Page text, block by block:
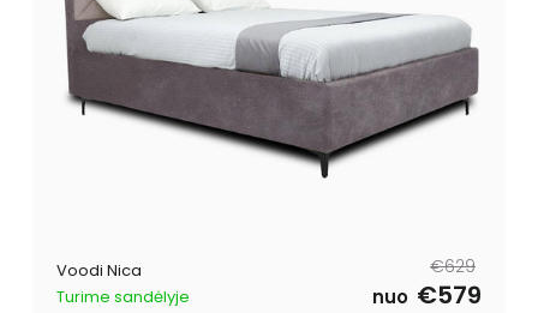
Voodi Nica
Turime sandėlyje
Tavahind
€629
Müügihind
nuo €579